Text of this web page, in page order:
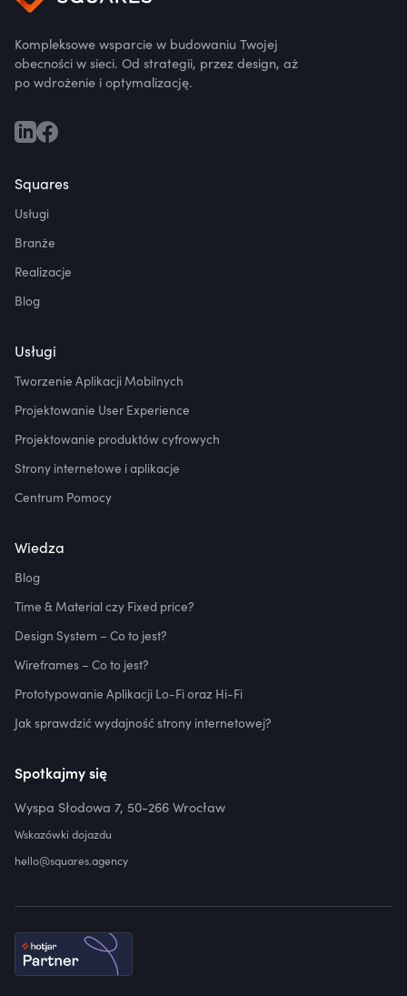
Kompleksowe wsparcie w budowaniu Twojej
obecności w sieci. Od strategii, przez design, aż
po wdrożenie i optymalizację.
Squares
Usługi
Branże
Realizacje
Blog
Usługi
Tworzenie Aplikacji Mobilnych
Projektowanie User Experience
Projektowanie produktów cyfrowych
Strony internetowe i aplikacje
Centrum Pomocy
Wiedza
Blog
Time & Material czy Fixed price?
Design System – Co to jest?
Wireframes – Co to jest?
Prototypowanie Aplikacji Lo-Fi oraz Hi-Fi
Jak sprawdzić wydajność strony internetowej?
Spotkajmy się
Wyspa Słodowa 7, 50-266 Wrocław
Wskazówki dojazdu
hello@squares.agency